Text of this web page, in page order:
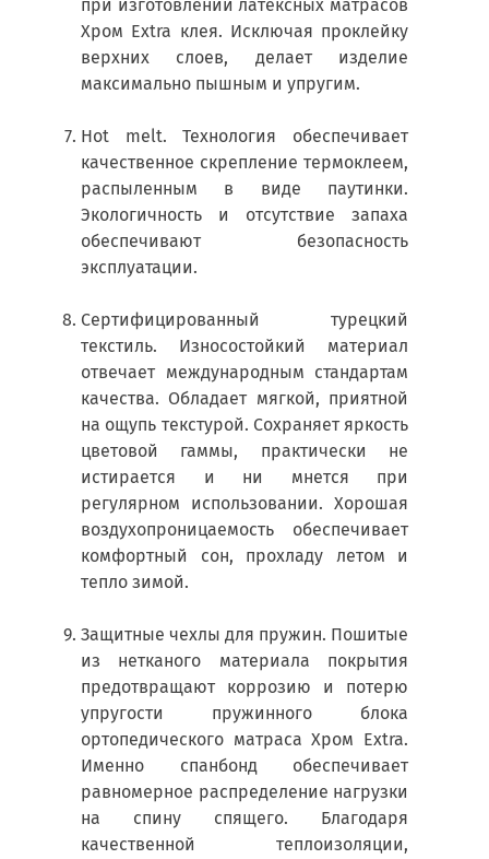
при изготовлении латексных матрасов
Хром Extra клея. Исключая проклейку
верхних слоев, делает изделие
максимально пышным и упругим.
Hot melt. Технология обеспечивает
качественное скрепление термоклеем,
распыленным в виде паутинки.
Экологичность и отсутствие запаха
обеспечивают безопасность
эксплуатации.
Сертифицированный турецкий
текстиль. Износостойкий материал
отвечает международным стандартам
качества. Обладает мягкой, приятной
на ощупь текстурой. Сохраняет яркость
цветовой гаммы, практически не
истирается и ни мнется при
регулярном использовании. Хорошая
воздухопроницаемость обеспечивает
комфортный сон, прохладу летом и
тепло зимой.
Защитные чехлы для пружин. Пошитые
из нетканого материала покрытия
предотвращают коррозию и потерю
упругости пружинного блока
ортопедического матраса Хром Extra.
Именно спанбонд обеспечивает
равномерное распределение нагрузки
на спину спящего. Благодаря
качественной теплоизоляции,